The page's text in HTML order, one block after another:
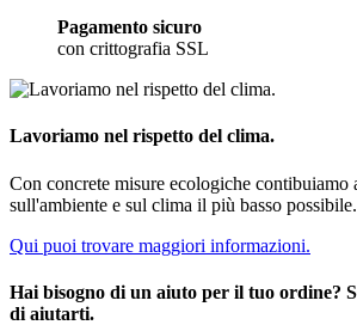
Pagamento sicuro
con crittografia SSL
Lavoriamo nel rispetto del clima.
Con concrete misure ecologiche contibuiamo
sull'ambiente e sul clima il più basso possibile.
Qui puoi trovare maggiori informazioni.
Hai bisogno di un aiuto per il tuo ordine?
di aiutarti.